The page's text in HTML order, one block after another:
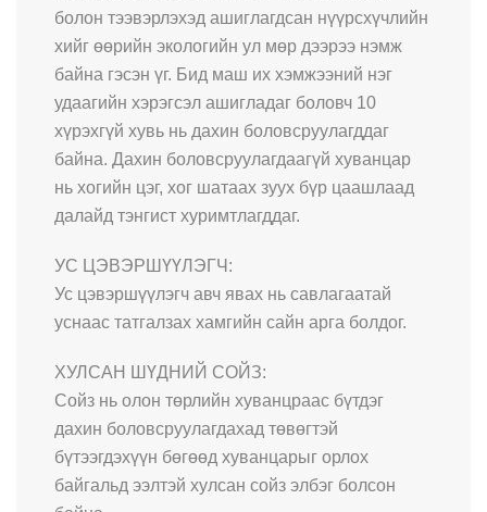
болон тээвэрлэхэд ашиглагдсан нүүрсхүчлийн
хийг өөрийн экологийн ул мөр дээрээ нэмж
байна гэсэн үг. Бид маш их хэмжээний нэг
удаагийн хэрэгсэл ашигладаг боловч 10
хүрэхгүй хувь нь дахин боловсруулагддаг
байна. Дахин боловсруулагдаагүй хуванцар
нь хогийн цэг, хог шатаах зуух бүр цаашлаад
далайд тэнгист хуримтлагддаг.
УС ЦЭВЭРШҮҮЛЭГЧ:
Ус цэвэршүүлэгч авч явах нь савлагаатай
уснаас татгалзах хамгийн сайн арга болдог.
ХУЛСАН ШҮДНИЙ СОЙЗ:
Сойз нь олон төрлийн хуванцраас бүтдэг
дахин боловсруулагдахад төвөгтэй
бүтээгдэхүүн бөгөөд хуванцарыг орлох
байгальд ээлтэй хулсан сойз элбэг болсон